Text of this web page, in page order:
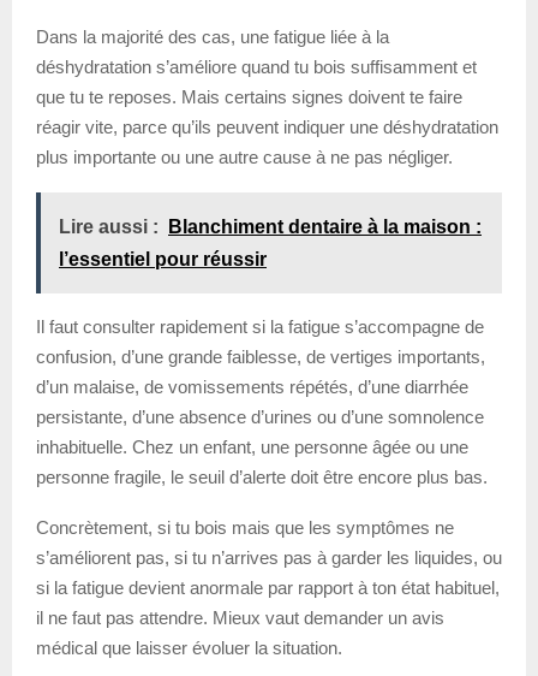
Dans la majorité des cas, une fatigue liée à la
déshydratation s’améliore quand tu bois suffisamment et
que tu te reposes. Mais certains signes doivent te faire
réagir vite, parce qu’ils peuvent indiquer une déshydratation
plus importante ou une autre cause à ne pas négliger.
Lire aussi :
Blanchiment dentaire à la maison :
l’essentiel pour réussir
Il faut consulter rapidement si la fatigue s’accompagne de
confusion, d’une grande faiblesse, de vertiges importants,
d’un malaise, de vomissements répétés, d’une diarrhée
persistante, d’une absence d’urines ou d’une somnolence
inhabituelle. Chez un enfant, une personne âgée ou une
personne fragile, le seuil d’alerte doit être encore plus bas.
Concrètement, si tu bois mais que les symptômes ne
s’améliorent pas, si tu n’arrives pas à garder les liquides, ou
si la fatigue devient anormale par rapport à ton état habituel,
il ne faut pas attendre. Mieux vaut demander un avis
médical que laisser évoluer la situation.